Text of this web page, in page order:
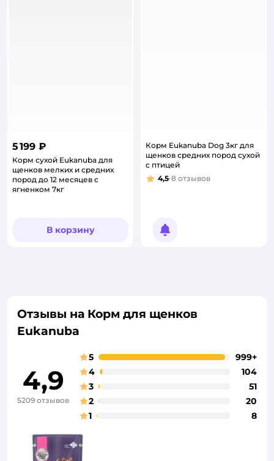
5 199 ₽
Корм сухой Eukanuba для
щенков мелких и средних
пород до 12 месяцев с
ягненком 7кг
В корзину
Корм Eukanuba Dog 3кг для
щенков средних пород сухой
с птицей
Рейтинг:
4,5 8 отзывов
Уведомить о появлении
Отзывы на Корм для щенков
Eukanuba
4,9
5209 отзывов
5
999+
4
104
3
51
2
20
1
8